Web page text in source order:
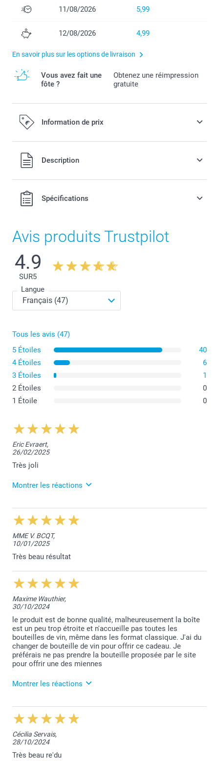
11/08/2026 5,99
12/08/2026 4,99
En savoir plus sur les options de livraison
Vous avez fait une
fôte ?
Obtenez une réimpression
gratuite
Information de prix
Tous les prix sont en EURO (€), TVA incluse et hors frais de
port.
Description
Spécifications
Avis produits Trustpilot
4.9
SUR5
Langue
Tous les avis (47)
5 Étoiles
40
4 Étoiles
6
3 Étoiles
1
2 Étoiles
0
1 Étoile
0
Eric Evraert,
26/02/2025
Très joli
Montrer les réactions
11/03/2025
11:35
Bonjour Eric,
Nous sommes très heureux de vous savoir satisfait
de nos services.
Merci et belle journée!
Bien à vous,
Lucie@smartphoto
MME V. BCQT,
10/01/2025
Très beau résultat
Maxime Wauthier,
30/10/2024
le produit est de bonne qualité, malheureusement la boîte
est un peu trop étroite et n'accueille pas toutes les
bouteilles de vin, même dans les format classique. J'ai du
changer de bouteille de vin pour offrir ce cadeau. Je
préférais ne pas prendre la bouteille proposée par le site
pour offrir une des miennes
Montrer les réactions
13/11/2024
13:00
Toute l'équipe est heureuse d'apprendre que son
travail vous a apporté satisfaction Maxime.
Toujours à votre écoute,
Laila@Smartphoto
Cécilia Servais,
28/10/2024
Très beau re'du